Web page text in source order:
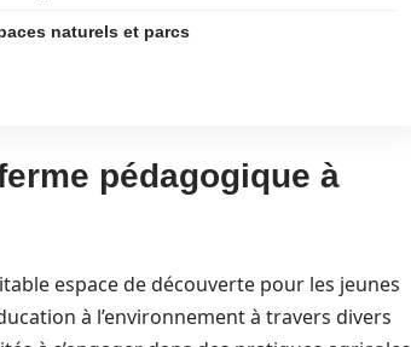
naturels et parcs
pédagogique à
espace de découverte pour les jeunes
à l’environnement à travers divers